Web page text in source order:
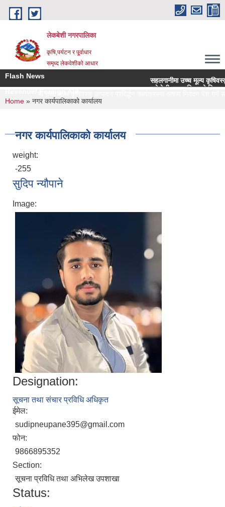
Skip to main content
लेकबेशी नगरपालिका
कृषि,पर्यटन र पू्र्वाधार
समृध्द लेकवेशीको आधार
Flash News
सहलगानीमा उच्च मूल्य कृषिवस्तु उत्पादन
लकेवेशी नगरपालिकाको नियमन
You are here
Home » नगर कार्यपालिकाको कार्यालय
नगर कार्यपालिकाको कार्यालय
weight:
-255
सुदिप न्यौपाने
Image:
Designation:
सूचना तथा संचार प्रविधि अधिकृत
ईमेल:
sudipneupane395@gmail.com
फोन:
9866895352
Section:
सूचना प्रविधि तथा अभिलेख उपशाखा
Status: